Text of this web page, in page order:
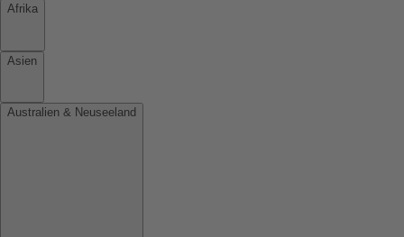
Afrika
Asien
Australien & Neuseeland